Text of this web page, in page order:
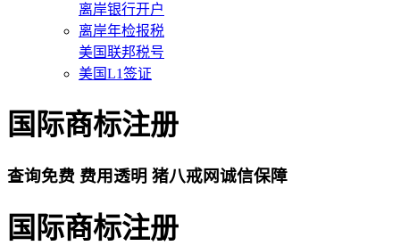
离岸银行开户
离岸年检报税
美国联邦税号
美国L1签证
国际商标注册
查询免费 费用透明 猪八戒网诚信保障
国际商标注册